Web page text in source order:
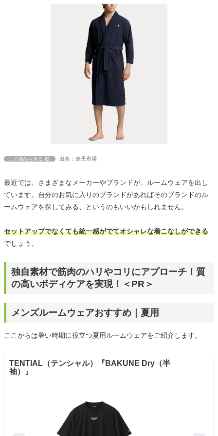
この商品を見る 出典：楽天市場
最近では、さまざまなメーカーやブランドが、ルームウェアを出し
ています。自分のお気に入りのブランドがあればそのブランドのル
ームウェアを探してみる、というのもいいかもしれません。
セットアップでなくても統一感がでてオシャレな着こなしができる
でしょう。
独自素材で筋肉のハリやコリにアプローチ！質
の高いボディケアを実現！＜PR＞
メンズルームウェアおすすめ｜夏用
ここからは暑い時期に役立つ夏用ルームウェアをご紹介します。
TENTIAL（テンシャル）『BAKUNE Dry（半
袖）』